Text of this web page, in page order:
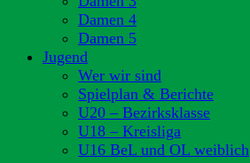
Damen 4
Damen 5
Jugend
Wer wir sind
Spielplan & Berichte
U20 – Bezirksklasse
U18 – Kreisliga
U16 BeL und OL weiblich